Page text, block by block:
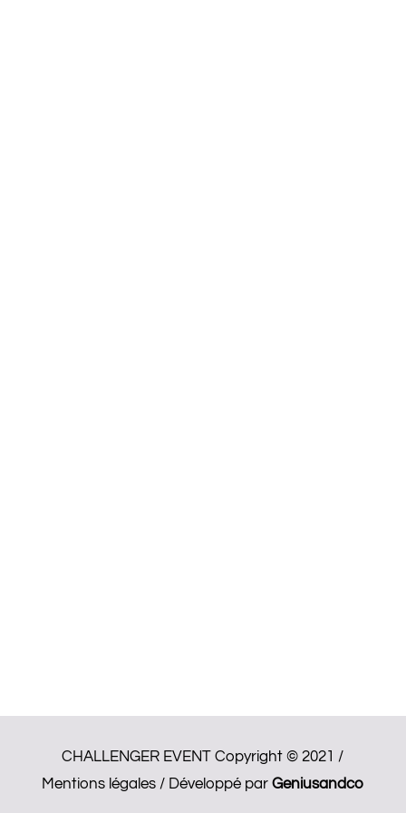
CHALLENGER EVENT Copyright © 2021 /
Mentions légales / Développé parGeniusandco